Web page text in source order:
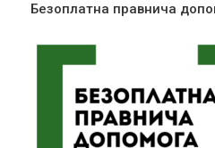
Безоплатна правнича